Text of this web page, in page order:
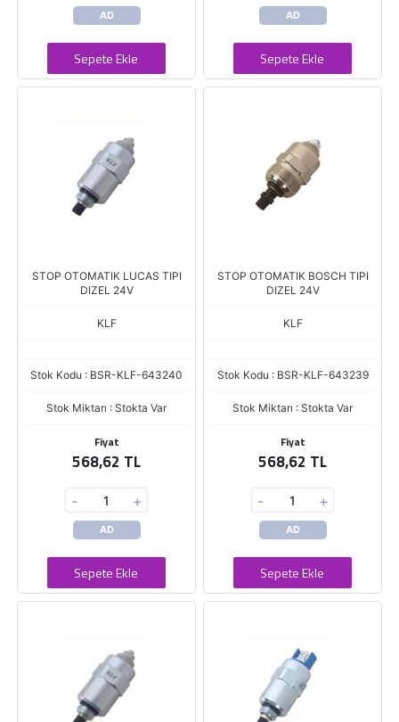
AD
Sepete Ekle
AD
Sepete Ekle
STOP OTOMATIK LUCAS TIPI
DIZEL 24V
KLF
Stok Kodu : BSR-KLF-643240
Stok Miktarı : Stokta Var
Fiyat
568,62 TL
- +
AD
Sepete Ekle
STOP OTOMATIK BOSCH TIPI
DIZEL 24V
KLF
Stok Kodu : BSR-KLF-643239
Stok Miktarı : Stokta Var
Fiyat
568,62 TL
- +
AD
Sepete Ekle